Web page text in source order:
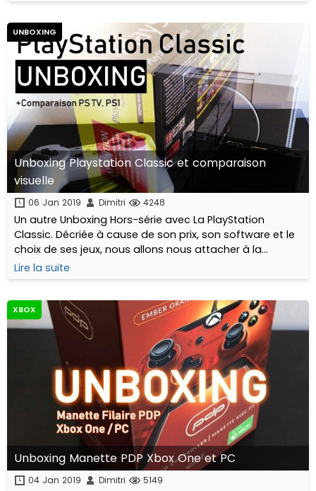
UNBOXING
Unboxing Playstation Classic et comparaison
visuelle
06 Jan 2019 Dimitri 4248
Un autre Unboxing Hors-série avec La PlayStation
Classic. Décriée à cause de son prix, son software et le
choix de ses jeux, nous allons nous attacher à la
déballer et la comparer visuellement.
Lire la suite
XBOX
Unboxing Manette PDP Xbox One et PC
04 Jan 2019 Dimitri 5149